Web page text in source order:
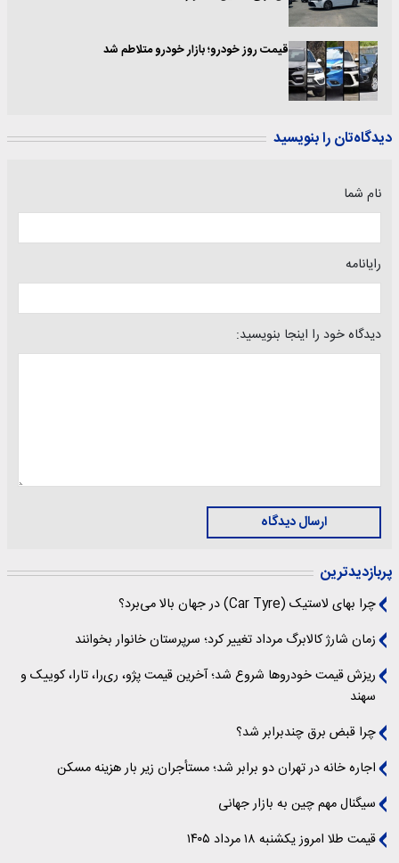
قیمت روز خودرو؛ بازار خودرو متلاطم شد
دیدگاه‌تان را بنویسید
نام شما
رایانامه
دیدگاه خود را اینجا بنویسید:
ارسال دیدگاه
پربازدیدترین
چرا بهای لاستیک (Car Tyre) در جهان بالا می‌برد؟
زمان شارژ کالابرگ مرداد تغییر کرد؛ سرپرستان خانوار بخوانند
ریزش قیمت خودروها شروع شد؛ آخرین قیمت پژو، ری‌را، تارا، کوییک و
سهند
چرا قبض برق چندبرابر شد؟
اجاره خانه در تهران دو برابر شد؛ مستأجران زیر بار هزینه مسکن
سیگنال‌ مهم چین به بازار جهانی
قیمت طلا امروز یکشنبه ۱۸ مرداد ۱۴۰۵